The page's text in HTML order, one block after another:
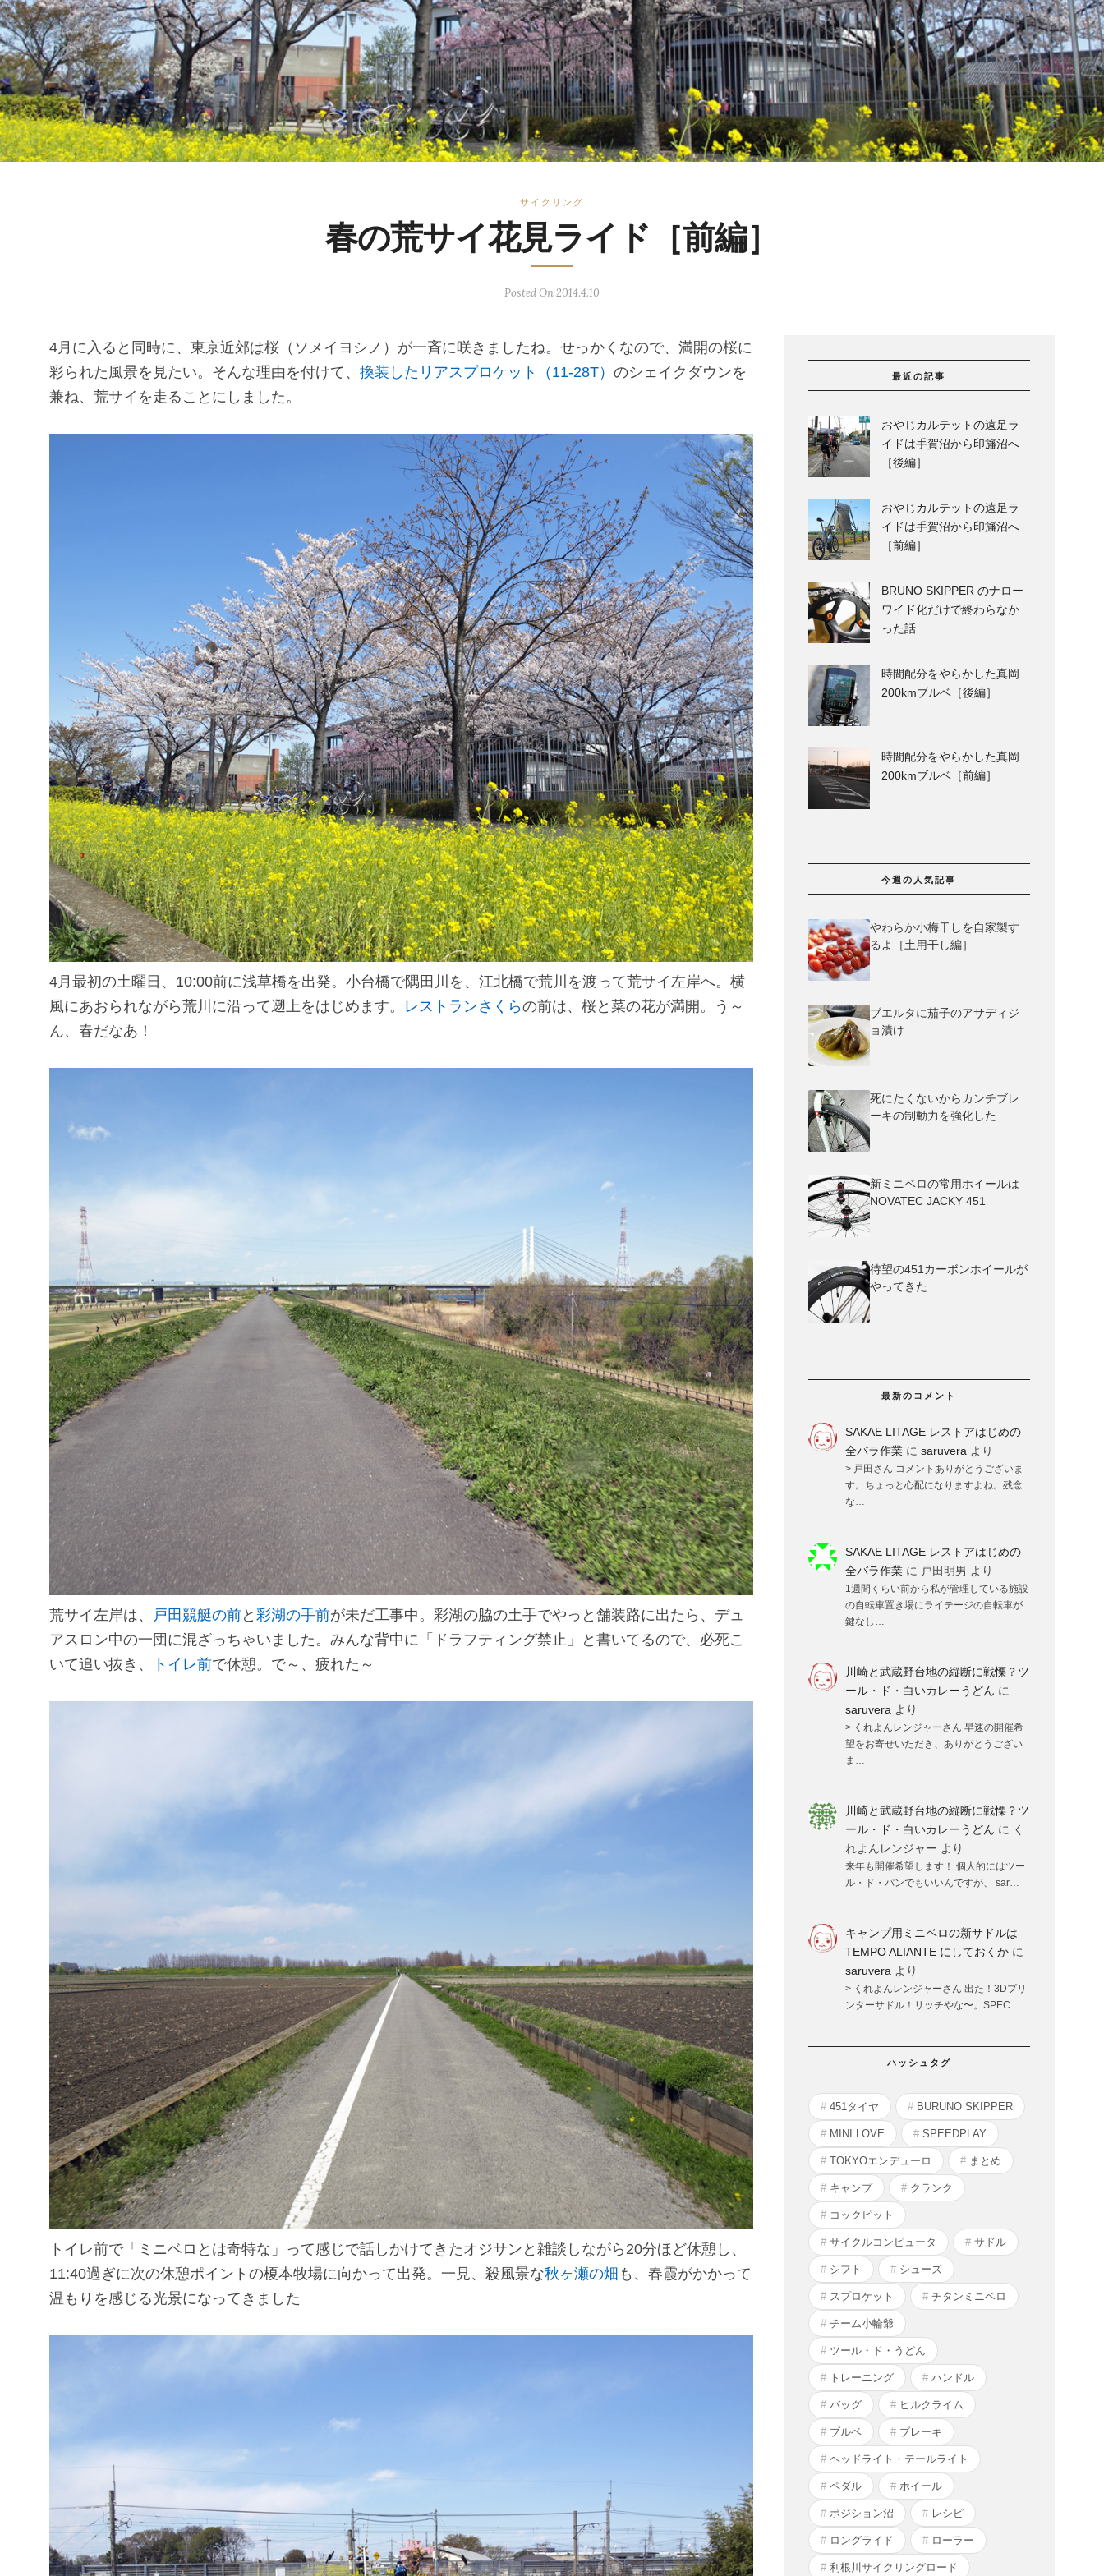
サイクリング
春の荒サイ花見ライド［前編］
Posted On 2014.4.10
4月に入ると同時に、東京近郊は桜（ソメイヨシノ）が一斉に咲きましたね。せっかくなので、満開の桜に
彩られた風景を見たい。そんな理由を付けて、 換装したリアスプロケット（11-28T） のシェイクダウンを
兼ね、荒サイを走ることにしました。
4月最初の土曜日、10:00前に浅草橋を出発。小台橋で隅田川を、江北橋で荒川を渡って荒サイ左岸へ。横
風にあおられながら荒川に沿って遡上をはじめます。 レストランさくらの前は、桜と菜の花が満開。う～
ん、春だなあ！
荒サイ左岸は、 戸田競艇の前と 彩湖の手前が未だ工事中。彩湖の脇の土手でやっと舗装路に出たら、デュ
アスロン中の一団に混ざっちゃいました。みんな背中に「ドラフティング禁止」と書いてるので、必死こ
いて追い抜き、
トイレ前で休憩。で～、疲れた～
トイレ前で「ミニベロとは奇特な」って感じで話しかけてきたオジサンと雑談しながら20分ほど休憩し、
11:40過ぎに次の休憩ポイントの榎本牧場に向かって出発。一見、殺風景な秋ヶ瀬の畑 も、春霞がかかって
温もりを感じる光景になってきました
最近の記事
おやじカルテットの遠足ラ
イドは手賀沼から印旛沼へ
［後編］
おやじカルテットの遠足ラ
イドは手賀沼から印旛沼へ
［前編］
BRUNO SKIPPER のナロー
ワイド化だけで終わらなか
った話
時間配分をやらかした真岡
200kmブルベ［後編］
時間配分をやらかした真岡
200kmブルベ［前編］
今週の人気記事
やわらか小梅干しを自家製す
るよ［土用干し編］
ブエルタに茄子のアサディジ
ョ漬け
死にたくないからカンチブレ
ーキの制動力を強化した
新ミニベロの常用ホイールは
NOVATEC JACKY 451
待望の451カーボンホイールが
やってきた
最新のコメント
SAKAE LITAGE レストアはじめの
全バラ作業 にsaruvera より
> 戸田さん コメントありがとうございま
す。ちょっと心配になりますよね。残念
な…
SAKAE LITAGE レストアはじめの
全バラ作業 に 戸田明男 より
1週間くらい前から私が管理している施設
の自転車置き場にライテージの自転車が
鍵なし…
川崎と武蔵野台地の縦断に戦慄？ツ
ール・ド・白いカレーうどん に
saruvera より
> くれよんレンジャーさん 早速の開催希
望をお寄せいただき、ありがとうござい
ま…
川崎と武蔵野台地の縦断に戦慄？ツ
ール・ド・白いカレーうどん に く
れよんレンジャー より
来年も開催希望します！ 個人的にはツー
ル・ド・パンでもいいんですが、 sar…
キャンプ用ミニベロの新サドルは
TEMPO ALIANTE にしておくか に
saruvera より
> くれよんレンジャーさん 出た！3Dプリ
ンターサドル！リッチやな〜。SPEC…
ハッシュタグ
451タイヤ BURUNO SKIPPER
MINI LOVE SPEEDPLAY
TOKYOエンデューロ まとめ
キャンプ クランク
コックピット
サイクルコンピュータ サドル
シフト シューズ
スプロケット チタンミニベロ
チーム小輪爺
ツール・ド・うどん
トレーニング ハンドル
バッグ ヒルクライム
ブルベ ブレーキ
ヘッドライト・テールライト
ペダル ホイール
ポジション沼 レシピ
ロングライド ローラー
利根川サイクリングロード